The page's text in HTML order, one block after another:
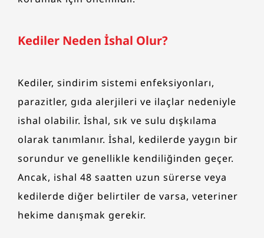
Kediler Neden İshal Olur?
Kediler, sindirim sistemi enfeksiyonları,
parazitler, gıda alerjileri ve ilaçlar nedeniyle
ishal olabilir. İshal, sık ve sulu dışkılama
olarak tanımlanır. İshal, kedilerde yaygın bir
sorundur ve genellikle kendiliğinden geçer.
Ancak, ishal 48 saatten uzun sürerse veya
kedilerde diğer belirtiler de varsa, veteriner
hekime danışmak gerekir.